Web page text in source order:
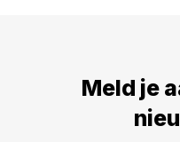
Meld je